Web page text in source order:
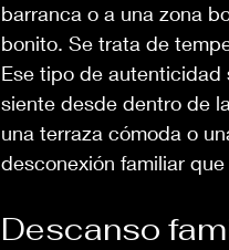
barranca o a una zona
bonito. Se trata de
Ese tipo de autenticidad
siente desde dentro de
una terraza cómoda o
desconexión familiar
Descanso